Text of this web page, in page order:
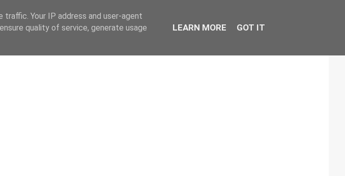
Your IP address and user-agent
quality of service, generate usage
LEARN MORE GOT IT